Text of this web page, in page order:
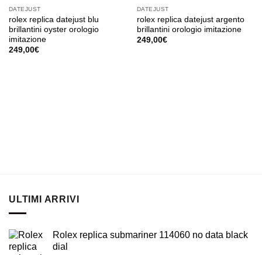
DATEJUST
rolex replica datejust blu
brillantini oyster orologio
imitazione
249,00€
DATEJUST
rolex replica datejust argento
brillantini orologio imitazione
249,00€
ULTIMI ARRIVI
Rolex replica submariner 114060 no data black
dial